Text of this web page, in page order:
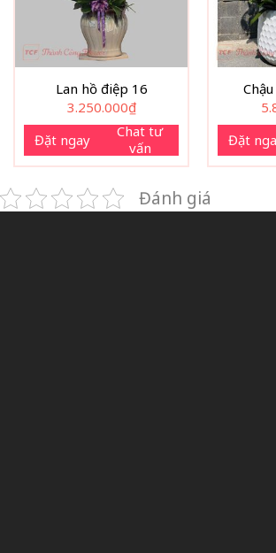
Lan hồ điệp 16
3.250.000₫
Đặt ngay
Chat tư
vấn
Đặt
Đánh giá